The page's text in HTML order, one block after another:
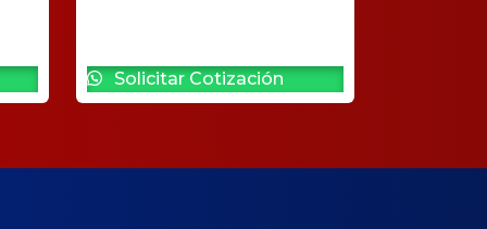
Solicitar Cotización